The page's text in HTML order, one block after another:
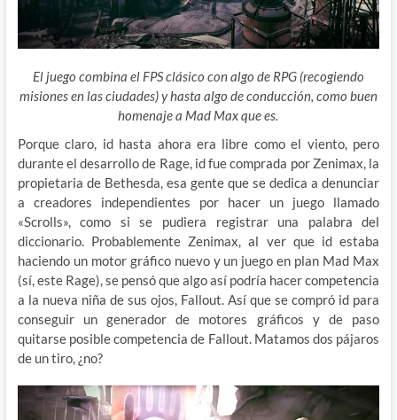
El juego combina el FPS clásico con algo de RPG (recogiendo
misiones en las ciudades) y hasta algo de conducción, como buen
homenaje a Mad Max que es.
Porque claro, id hasta ahora era libre como el viento, pero
durante el desarrollo de Rage, id fue comprada por Zenimax, la
propietaria de Bethesda, esa gente que se dedica a denunciar
a creadores independientes por hacer un juego llamado
«Scrolls», como si se pudiera registrar una palabra del
diccionario. Probablemente Zenimax, al ver que id estaba
haciendo un motor gráfico nuevo y un juego en plan Mad Max
(sí, este Rage), se pensó que algo así podría hacer competencia
a la nueva niña de sus ojos, Fallout. Así que se compró id para
conseguir un generador de motores gráficos y de paso
quitarse posible competencia de Fallout. Matamos dos pájaros
de un tiro, ¿no?